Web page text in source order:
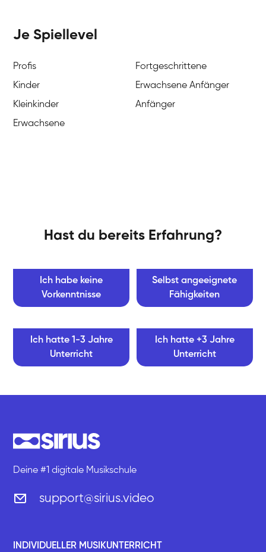
Je Spiellevel
Profis
Fortgeschrittene
Kinder
Erwachsene Anfänger
Kleinkinder
Anfänger
Erwachsene
Hast du bereits Erfahrung?
Ich habe keine
Vorkenntnisse
Selbst angeeignete
Fähigkeiten
Ich hatte 1-3 Jahre
Unterricht
Ich hatte +3 Jahre
Unterricht
Deine #1 digitale Musikschule
support@sirius.video
INDIVIDUELLER MUSIKUNTERRICHT